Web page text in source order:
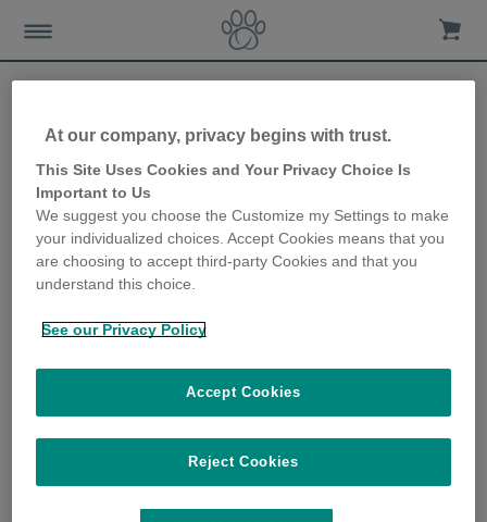
Comment la data aide les
propriétaires et leurs
animaux domestiques
At our company, privacy begins with trust.
This Site Uses Cookies and Your Privacy Choice Is
Important to Us
We suggest you choose the Customize my Settings to make
your individualized choices. Accept Cookies means that you
are choosing to accept third-party Cookies and that you
understand this choice.
See our Privacy Policy
Reject Cookies
Accept Cookies